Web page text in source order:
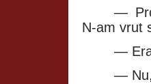
—
N‑am vrut
—
—